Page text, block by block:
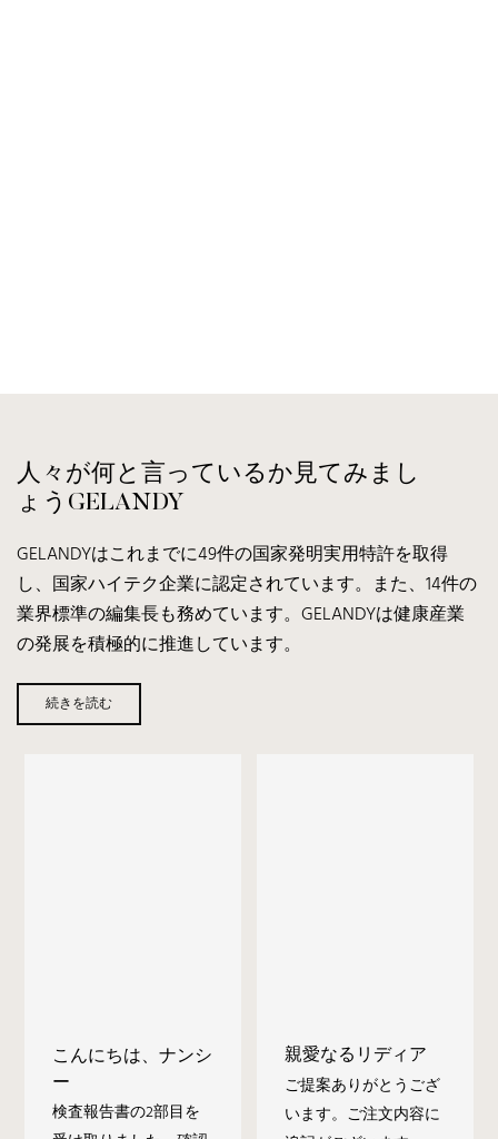
人々が何と言っているか見てみまし
ょう GELANDY
GELANDYはこれまでに49件の国家発明実用特許を取得
し、国家ハイテク企業に認定されています。また、14件の
業界標準の編集長も務めています。GELANDYは健康産業
の発展を積極的に推進しています。
続きを読む
こんにちは、ナンシ
ー
検査報告書の2部目を
親愛なるリディア
ご提案ありがとうござ
います。ご注文内容に